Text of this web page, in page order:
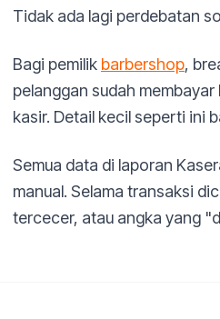
Tidak ada lagi perdebatan
Bagi pemilik barbershop,
pelanggan sudah
kasir. Detail kecil seperti ini
Semua data di laporan
manual. Selama transaksi
tercecer, atau angka yang